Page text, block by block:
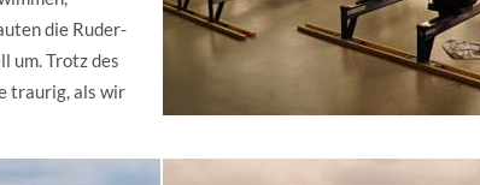
die Ruder-
um. Trotz des
traurig, als wir